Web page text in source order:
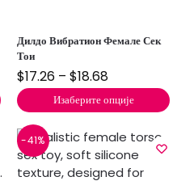
Дилдо Вибратион Фемале Сек
Тои
$17.26 – $18.68
Изаберите опције
-41%